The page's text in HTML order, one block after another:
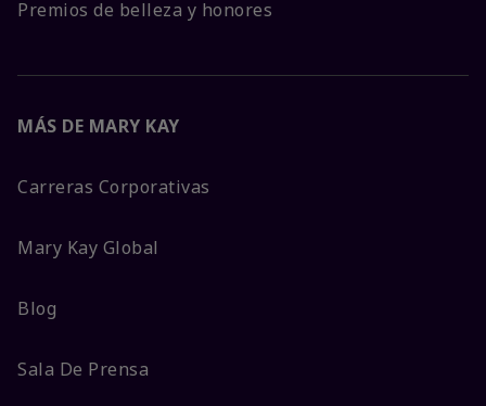
Premios de belleza y honores
MÁS DE MARY KAY
Carreras Corporativas
Mary Kay Global
Blog
Sala De Prensa